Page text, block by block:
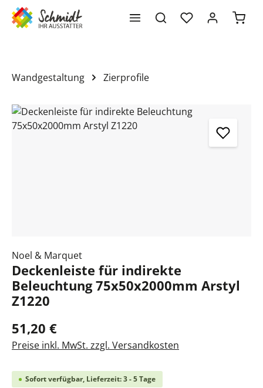
springen
Wandgestaltung Zierprofile
Bildergalerie überspringen
Noel & Marquet
Deckenleiste für indirekte
Beleuchtung 75x50x2000mm Arstyl
Z1220
51,20 €
Preise inkl. MwSt. zzgl. Versandkosten
Sofort verfügbar, Lieferzeit: 3 - 5 Tage